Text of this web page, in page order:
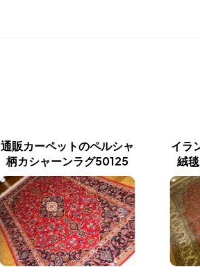
通販カーペットのペルシャ
柄カシャーンラグ50125
イラ
絨